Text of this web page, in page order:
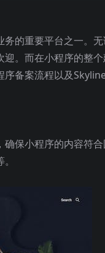
的重要平台之一。
。而在小程序的整
备案流程以及
保小程序的内容符